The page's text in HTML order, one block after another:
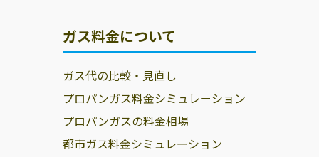
ガス料金について
ガス代の比較・見直し
プロパンガス料金シミュレーション
プロパンガスの料金相場
都市ガス料金シミュレーション